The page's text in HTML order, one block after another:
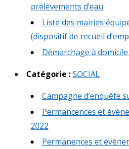
prélèvements d’eau
Liste des mairies
(dispositif de recueil
Démarchage à
Catégorie :SOCIAL
Campagne d’enquête
Permancences et
2022
Permanences et